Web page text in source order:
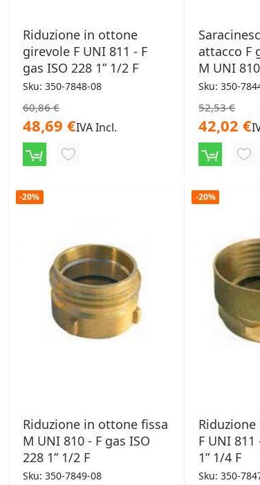
Riduzione in ottone
girevole F UNI 811 - F
gas ISO 228 1” 1/2 F
Sku: 350-7848-08
60,86 €
48,69 €IVA Incl.
AGGIUNGI
attacco F
M UNI
45
Sku: 350-
52,53 €
42,02 €
-20%
Riduzione in ottone fissa
M UNI 810 - F gas ISO
228 1” 1/2 F
Sku: 350-7849-08
-20%
F UNI 811
1” 1/4 F
Sku: 350-